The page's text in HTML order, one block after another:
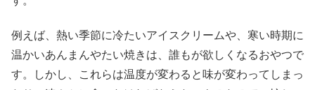
例えば、熱い季節に冷たいアイスクリームや、寒い時期に
温かいあんまんやたい焼きは、誰もが欲しくなるおやつで
す。しかし、これらは温度が変わると味が変わってしまっ